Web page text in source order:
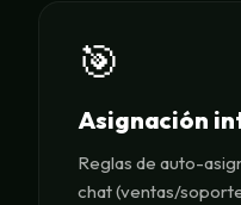
🎯
Asignación
Reglas de auto-
chat (ventas/